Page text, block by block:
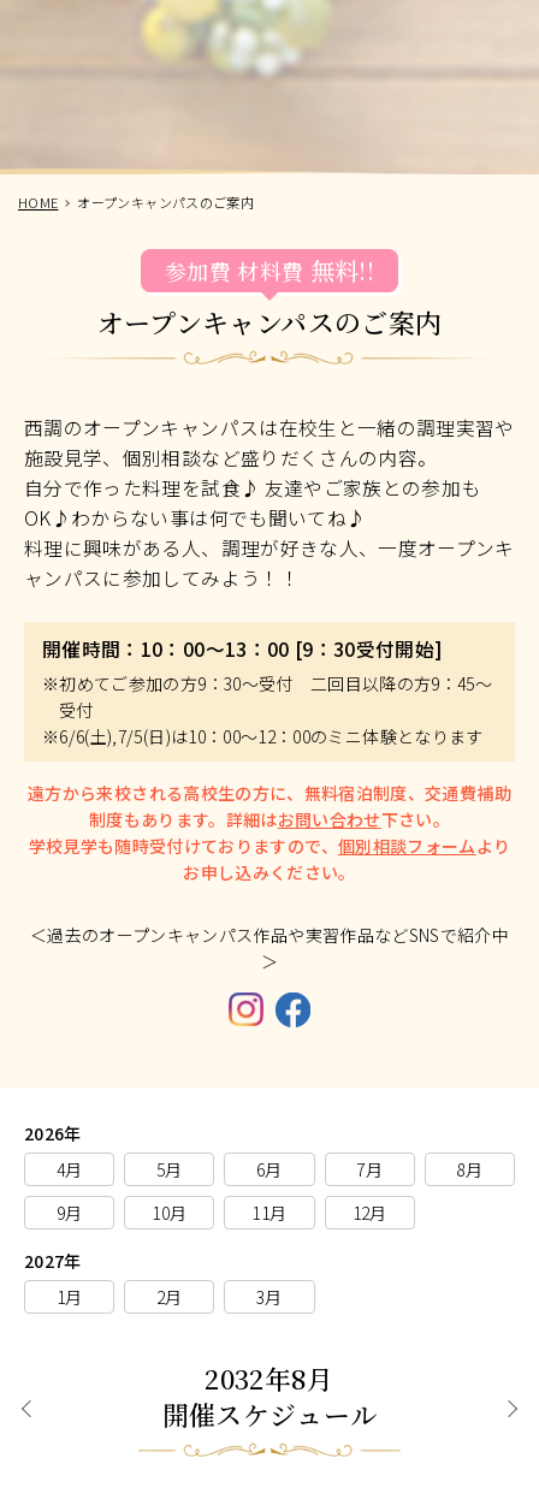
HOME オープンキャンパスのご案内
オープンキャンパスのご案内
参加費 材料費 無料!!
西調のオープンキャンパスは在校生と一緒の調理実習や
施設見学、個別相談など盛りだくさんの内容。
自分で作った料理を試食♪ 友達やご家族との参加も
OK♪わからない事は何でも聞いてね♪
料理に興味がある人、調理が好きな人、一度オープンキ
ャンパスに参加してみよう！！
開催時間：10：00～13：00 [9：30受付開始]
※初めてご参加の方9：30～受付 二回目以降の方9：45～
受付
※6/6(土),7/5(日)は10：00～12：00のミニ体験となります
遠方から来校される高校生の方に、無料宿泊制度、交通費補助
制度もあります。詳細はお問い合わせ下さい。
学校見学も随時受付けておりますので、 個別相談フォームより
お申し込みください。
＜過去のオープンキャンパス作品や実習作品などSNSで紹介中
＞
2026年
4月
5月 6月 7月
8月
9月
10月 11月
12月
2027年
1月
2月 3月
2032年8月
開催スケジュール